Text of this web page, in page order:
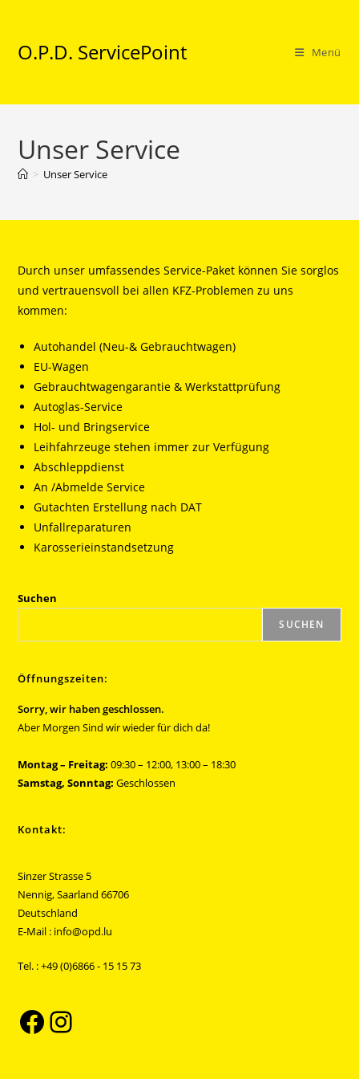
springen
O.P.D. ServicePoint Menü
Unser Service
> Unser Service
Durch unser umfassendes Service-Paket können Sie sorglos
und vertrauensvoll bei allen KFZ-Problemen zu uns
kommen:
Autohandel (Neu-& Gebrauchtwagen)
EU-Wagen
Gebrauchtwagengarantie & Werkstattprüfung
Autoglas-Service
Hol- und Bringservice
Leihfahrzeuge stehen immer zur Verfügung
Abschleppdienst
An /Abmelde Service
Gutachten Erstellung nach DAT
Unfallreparaturen
Karosserieinstandsetzung
Suchen
SUCHEN
Öffnungszeiten:
Sorry, wir haben geschlossen.
Aber Morgen Sind wir wieder für dich da!
Montag – Freitag: 09:30 – 12:00, 13:00 – 18:30
Samstag, Sonntag: Geschlossen
Kontakt:
Sinzer Strasse 5
Nennig,Saarland 66706
Deutschland
E-Mail : info@opd.lu
Tel. :+49 (0)6866 - 15 15 73
FacebookInstagram